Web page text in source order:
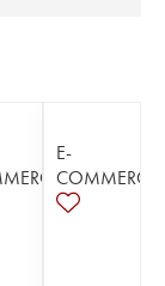
E-
COMMERCE